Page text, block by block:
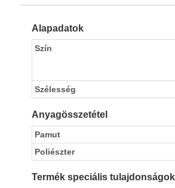
Alapadatok
Szín
Szélesség
Anyagösszetétel
Pamut
Poliészter
Termék speciális tulajdonságok